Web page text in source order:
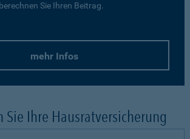
Sie Ihren Beitrag.
mehr Infos
Ihre Hausratversicherung